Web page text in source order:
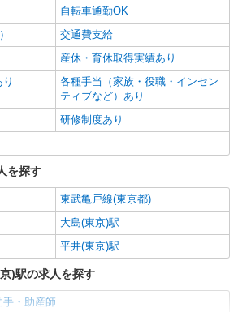
自転車通勤OK
交通費支給
産休・育休取得実績あり
各種手当（家族・役職・インセン
ティブなど）あり
研修制度あり
を探す
東武亀戸線(東京都)
大島(東京)駅
平井(東京)駅
)駅の求人を探す
・助産師